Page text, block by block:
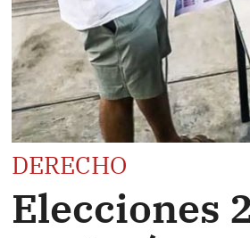
DERECHO
Elecciones